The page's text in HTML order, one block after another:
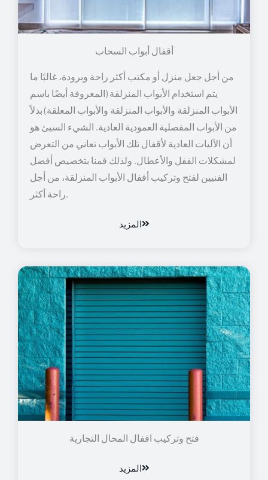
أقفال أبواب السحاب
من أجل جعل منزل أو مكتب أكثر راحة وبرودة، غالبًا ما
يتم استخدام الأبواب المنزلقة (المعروفة أيضًا باسم
الأبواب المنزلقة والأبواب المنزلقة والأبواب المعلقة) بدلاً
من الأبواب المفصلية العمودية العادية. الشيء السيئ هو
أن الآليات العادية لأقفال تلك الأبواب تعاني من التعرض
لمشكلات القفل والأعطال. ولذلك قمنا بتخصيص أفضل
الفنيين لفتح وتركيب أقفال الأبواب المنزلقة، من أجل
راحة أكثر.
المزيد
فتح وتركيب اقفال المحال التجارية
المزيد